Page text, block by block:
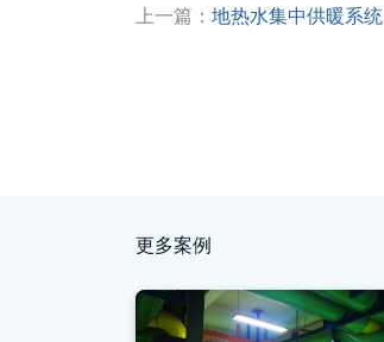
上一篇： 地热水集中供暖系统
更多案例